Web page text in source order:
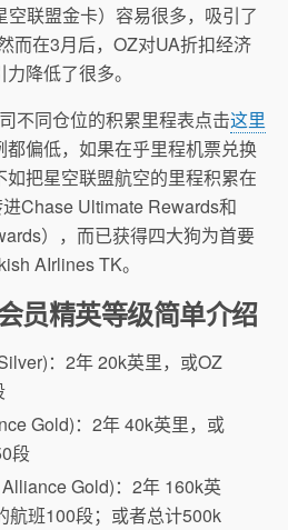
空联盟金卡）容易很多，吸引了
而在3月后，OZ对UA折扣经济
降低了很多。
不同仓位的积累里程表点击这里
偏低，如果在乎里程机票兑换
把星空联盟航空的里程积累在
Chase Ultimate Rewards和
），而已获得四大狗为首要
AIrlines TK。
员精英等级简单介绍
：2年 20k英里，或OZ
Gold)：2年 40k英里，或
段
Gold)：2年 160k英
航班100段；或者总计500k